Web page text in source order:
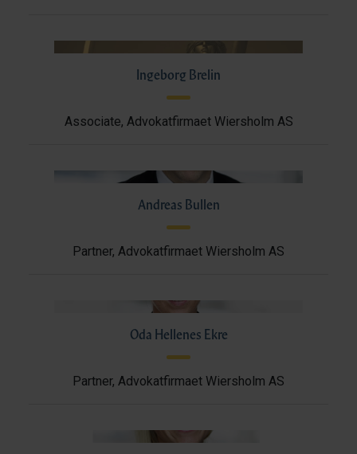
Ingeborg Brelin
Associate, Advokatfirmaet Wiersholm AS
Andreas Bullen
Partner, Advokatfirmaet Wiersholm AS
Oda Hellenes Ekre
Partner, Advokatfirmaet Wiersholm AS